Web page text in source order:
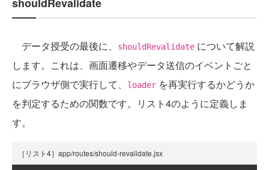
データ授受の最後に、 shouldRevalidate について解説
します。これは、画面遷移やデータ送信のイベントごと
にブラウザ側で実行して、
loader を再実行するかどうか
を判定するための関数です。リスト4のように定義しま
す。
［リスト4］app/routes/should-revalidate.jsx